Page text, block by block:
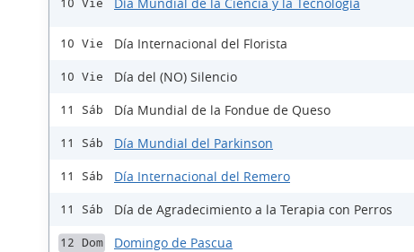
10 Vie
10 Vie Día Internacional del Florista
10 Vie Día del (NO) Silencio
11 Sáb Día Mundial de la Fondue de Queso
11 Sáb Día Mundial del Parkinson
11 Sáb Día Internacional del Remero
11 Sáb Día de Agradecimiento a la Terapia con Perros
12 Dom Domingo de Pascua